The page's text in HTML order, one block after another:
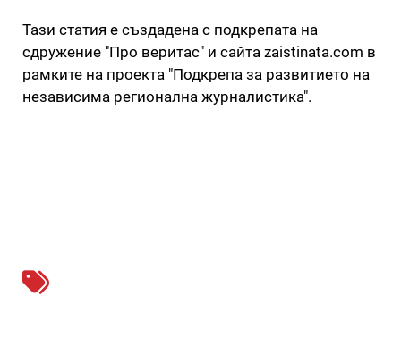
Тази статия е създадена с подкрепата на
сдружение "Про веритас" и сайта zaistinata.com в
рамките на проекта "Подкрепа за развитието на
независима регионална журналистика".